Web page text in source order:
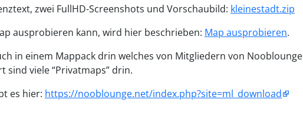
zwei FullHD-Screenshots und Vorschaubild: kleinestadt.zip
ausprobieren kann, wird hier beschrieben: Map ausprobieren.
in einem Mappack drin welches von Mitgliedern von Nooblounge
sind viele “Privatmaps” drin.
es hier: https://nooblounge.net/index.php?site=ml_download